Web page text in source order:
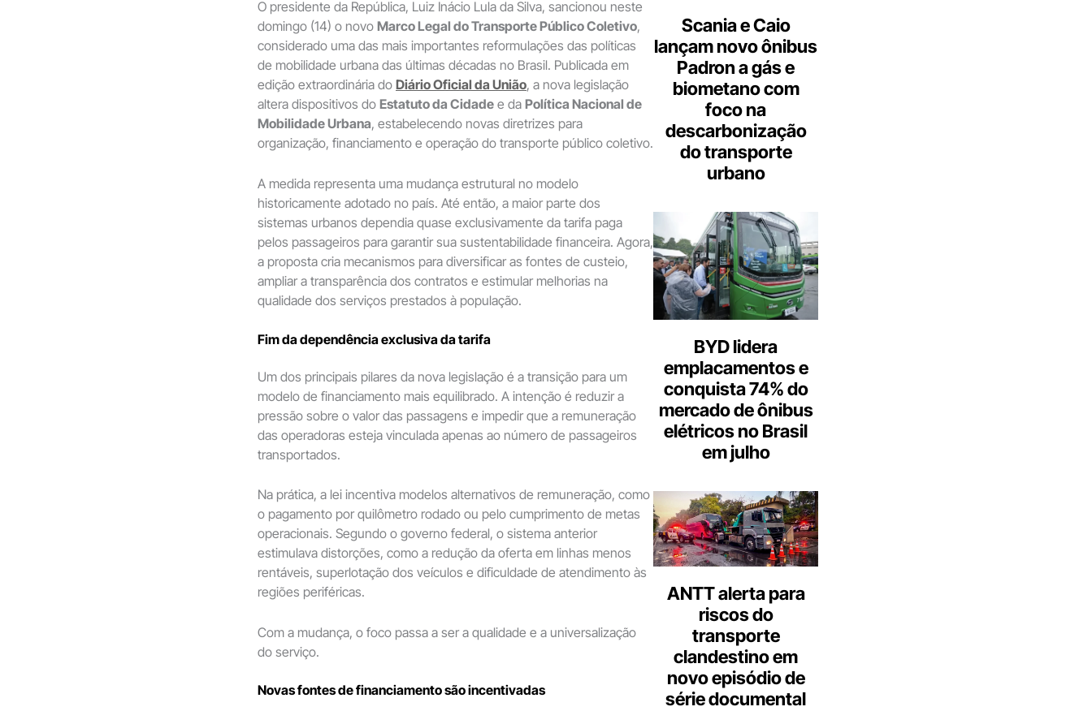
O presidente da República, Luiz Inácio Lula da Silva, sancionou neste
domingo (14) o novo Marco Legal do Transporte Público Coletivo,
considerado uma das mais importantes reformulações das políticas
de mobilidade urbana das últimas décadas no Brasil. Publicada em
edição extraordinária do Diário Oficial da União, a nova legislação
altera dispositivos do Estatuto da Cidade e da Política Nacional de
Mobilidade Urbana, estabelecendo novas diretrizes para
organização, financiamento e operação do transporte público coletivo.
A medida representa uma mudança estrutural no modelo
historicamente adotado no país. Até então, a maior parte dos
sistemas urbanos dependia quase exclusivamente da tarifa paga
pelos passageiros para garantir sua sustentabilidade financeira. Agora,
a proposta cria mecanismos para diversificar as fontes de custeio,
ampliar a transparência dos contratos e estimular melhorias na
qualidade dos serviços prestados à população.
Fim da dependência exclusiva da tarifa
Um dos principais pilares da nova legislação é a transição para um
modelo de financiamento mais equilibrado. A intenção é reduzir a
pressão sobre o valor das passagens e impedir que a remuneração
das operadoras esteja vinculada apenas ao número de passageiros
transportados.
Na prática, a lei incentiva modelos alternativos de remuneração, como
o pagamento por quilômetro rodado ou pelo cumprimento de metas
operacionais. Segundo o governo federal, o sistema anterior
estimulava distorções, como a redução da oferta em linhas menos
rentáveis, superlotação dos veículos e dificuldade de atendimento às
regiões periféricas.
Com a mudança, o foco passa a ser a qualidade e a universalização
do serviço.
Novas fontes de financiamento são incentivadas
Scania e Caio
lançam novo ônibus
Padron a gás e
biometano com
foco na
descarbonização
do transporte
urbano
BYD lidera
emplacamentos e
conquista 74% do
mercado de ônibus
elétricos no Brasil
em julho
ANTT alerta para
riscos do
transporte
clandestino em
novo episódio de
série documental